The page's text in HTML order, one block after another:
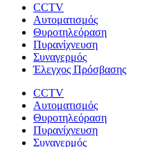
CCTV
Αυτοματισμός
Θυροτηλεόραση
Πυρανίχνευση
Συναγερμός
Έλεγχος Πρόσβασης
CCTV
Αυτοματισμός
Θυροτηλεόραση
Πυρανίχνευση
Συναγερμός